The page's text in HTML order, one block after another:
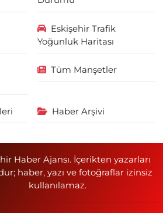
Eskişehir Trafik
Yoğunluk Haritası
Tüm Manşetler
Haber Arşivi
Haber Ajansı. İçerikten yazarları
haber, yazı ve fotoğraflar izinsiz
kullanılamaz.